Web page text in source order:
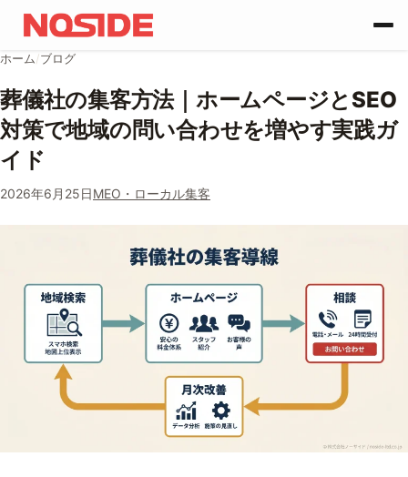
コンテンツへスキップ
ホーム/ブログ
葬儀社の集客方法｜ホームページとSEO
対策で地域の問い合わせを増やす実践ガ
イド
2026年6月25日MEO・ローカル集客